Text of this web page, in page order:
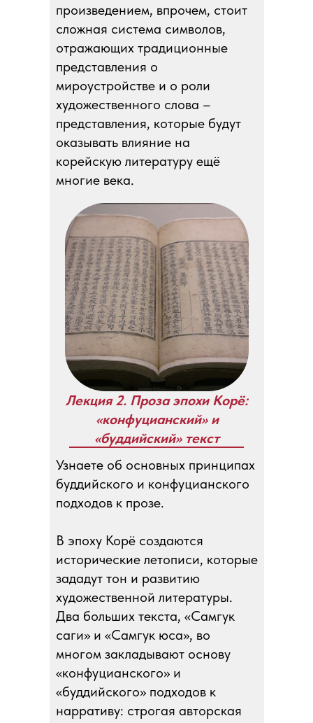
произведением, впрочем, стоит
сложная система символов,
отражающих традиционные
представления о
мироустройстве и о роли
художественного слова –
представления, которые будут
оказывать влияние на
корейскую литературу ещё
многие века.
Лекция 2. Проза эпохи Корё:
«конфуцианский» и
«буддийский» текст
Узнаете об основных принципах
буддийского и конфуцианского
подходов к прозе.
В эпоху Корё создаются
исторические летописи, которые
зададут тон и развитию
художественной литературы.
Два больших текста, «Самгук
саги» и «Самгук юса», во
многом закладывают основу
«конфуцианского» и
«буддийского» подходов к
нарративу: строгая авторская